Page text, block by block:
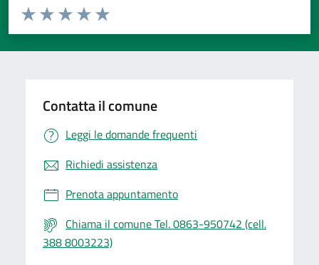
Valuta da 1 a 5 stelle la pagina
Valuta 5 stelle su 5
Valuta 4 stelle su 5
Valuta 3 stelle su 5
Valuta 2 stelle su 5
Valuta 1 stelle su 5
Contatta il comune
Leggi le domande frequenti
Richiedi assistenza
Prenota appuntamento
Chiama il comune Tel. 0863-950742 (cell.
388 8003223)